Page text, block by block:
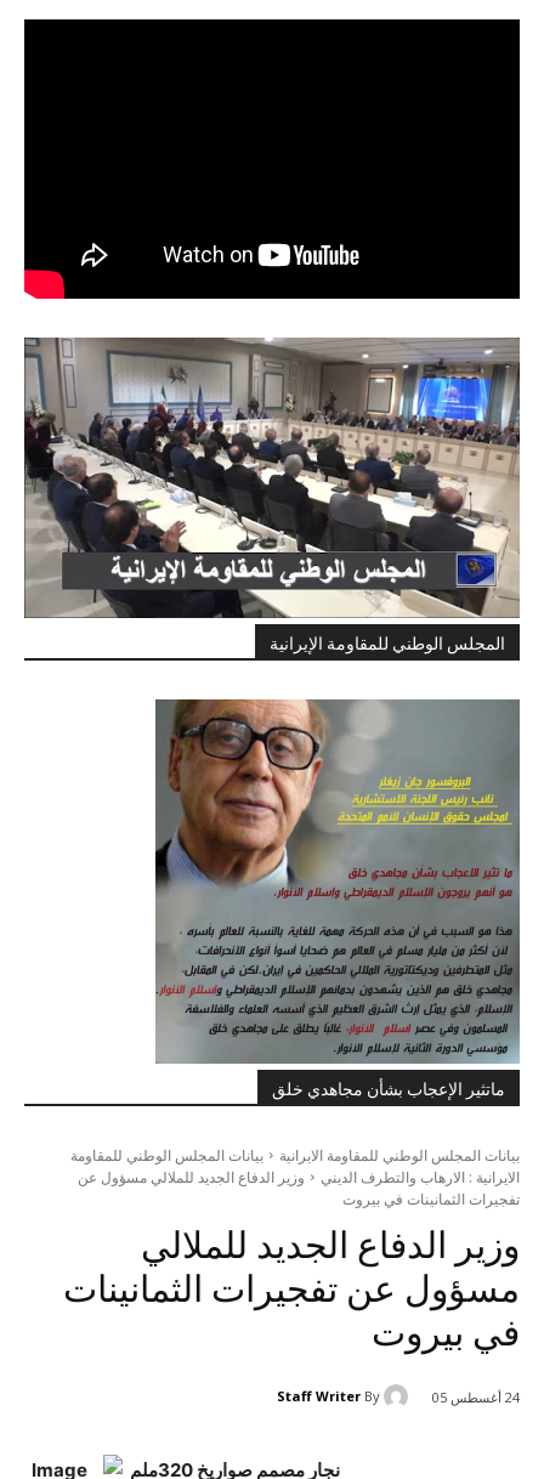
المجلس الوطني للمقاومة الإيرانية
ماتثير الإعجاب بشأن مجاهدي خلق
بيانات المجلس الوطني للمقاومة الايرانية
بيانات المجلس الوطني للمقاومة
الايرانية : الارهاب والتطرف الديني
وزير الدفاع الجديد للملالي مسؤول عن
تفجيرات الثمانينات في بيروت
وزير الدفاع الجديد للملالي
مسؤول عن تفجيرات الثمانينات
في بيروت
24 أغسطس 05 By
Staff Writer
نجار مصمم صواريخ 320ملم